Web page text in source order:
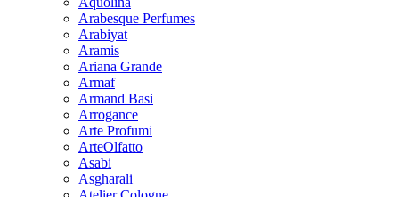
Arabesque Perfumes
Arabiyat
Aramis
Ariana Grande
Armaf
Armand Basi
Arrogance
Arte Profumi
ArteOlfatto
Asabi
Asgharali